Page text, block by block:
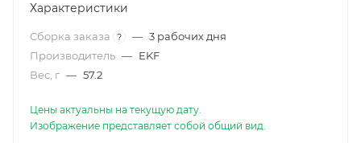
Характеристики
Сборка заказа ? — 3 рабочих дня
Производитель — EKF
Вес, г — 57.2
Цены актуальны на текущую дату.
Изображение представляет собой общий вид.